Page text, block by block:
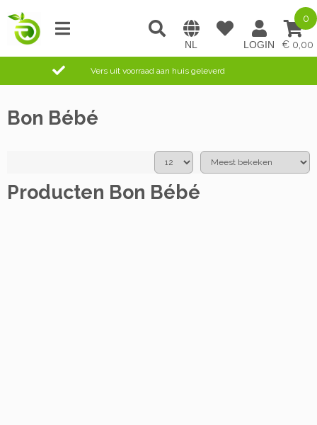
0,00
0
Vers uit voorraad aan huis geleverd
Bon Bébé
Producten Bon Bébé